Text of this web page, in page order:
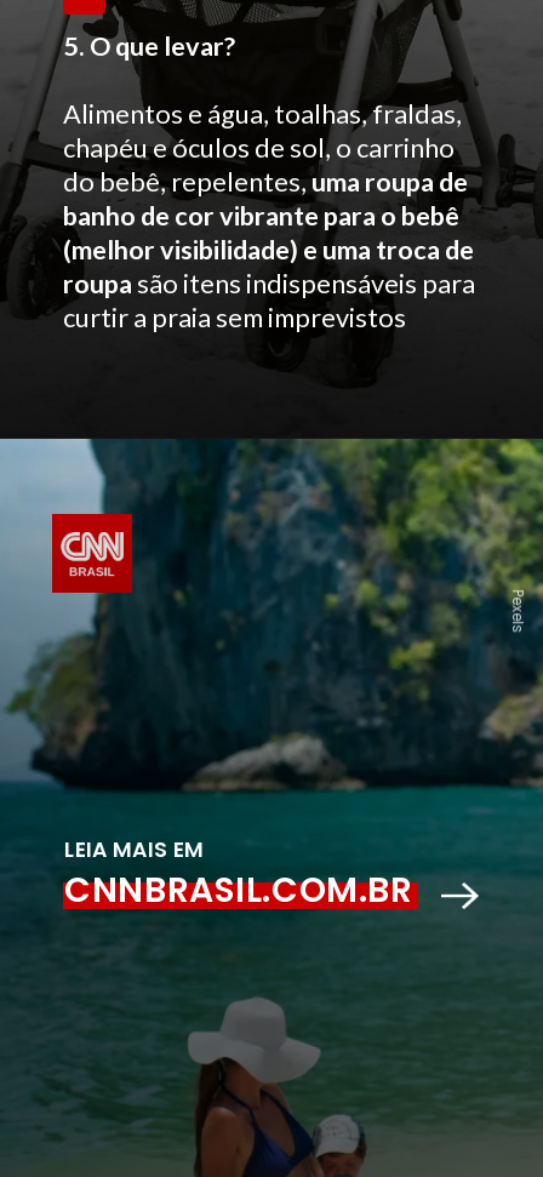
5. O que levar?
Alimentos e água, toalhas, fraldas,
chapéu e óculos de sol, o carrinho
do bebê, repelentes, uma roupa de
banho de cor vibrante para o bebê
(melhor visibilidade) e uma troca de
roupa são itens indispensáveis para
curtir a praia sem imprevistos
LEIA MAIS EM
CNNBRASIL.COM.BR
Pexels